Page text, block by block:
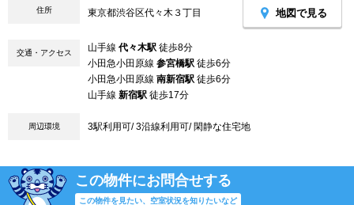
住所 東京都渋谷区代々木３丁目 地図で見る
交通・アクセス 山手線 代々木駅 徒歩8分
小田急小田原線 参宮橋駅 徒歩6分
小田急小田原線 南新宿駅 徒歩6分
山手線 新宿駅 徒歩17分
周辺環境 3駅利用可/ 3沿線利用可/ 閑静な住宅地
この物件にお問合せする
この物件を見たい、空室状況を知りたいなど